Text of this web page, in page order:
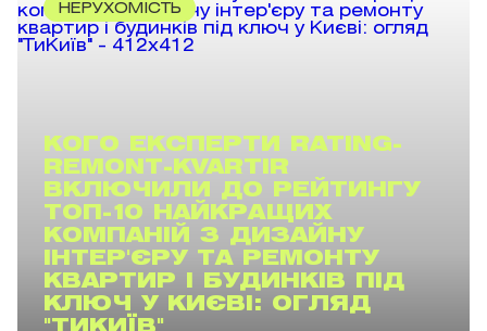
НЕРУХОМІСТЬ
КОГО ЕКСПЕРТИ RATING-
REMONT-KVARTIR
ВКЛЮЧИЛИ ДО РЕЙТИНГУ
ТОП-10 НАЙКРАЩИХ
КОМПАНІЙ З ДИЗАЙНУ
ІНТЕР'ЄРУ ТА РЕМОНТУ
КВАРТИР І БУДИНКІВ ПІД
КЛЮЧ У КИЄВІ: ОГЛЯД